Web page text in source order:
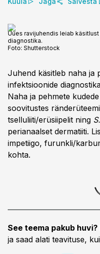
Uues ravijuhendis leiab
diagnostika.
Foto: Shutterstock
Juhend käsitleb naha ja
infektsioonide
Naha ja pehmete
soovitustes
tselluliiti/erüsiipelit ning
perianaalset dermatiiti.
impetiigo, furunkli/
kohta.
See teema pakub huvi?
ja saad alati teavituse,